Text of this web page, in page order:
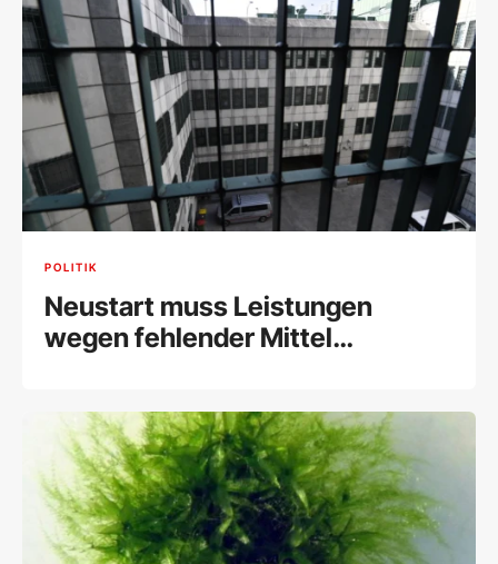
POLITIK
Neustart muss Leistungen
wegen fehlender Mittel